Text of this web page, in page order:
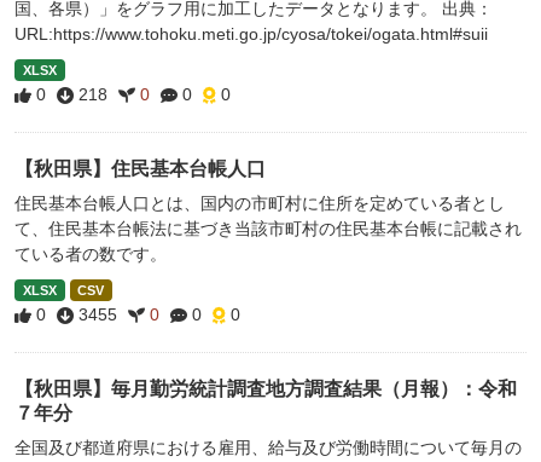
国、各県）」をグラフ用に加工したデータとなります。 出典：
URL:https://www.tohoku.meti.go.jp/cyosa/tokei/ogata.html#suii
XLSX
0 218 0 0 0
【秋田県】住民基本台帳人口
住民基本台帳人口とは、国内の市町村に住所を定めている者とし
て、住民基本台帳法に基づき当該市町村の住民基本台帳に記載され
ている者の数です。
XLSX CSV
0 3455 0 0 0
【秋田県】毎月勤労統計調査地方調査結果（月報）：令和
７年分
全国及び都道府県における雇用、給与及び労働時間について毎月の